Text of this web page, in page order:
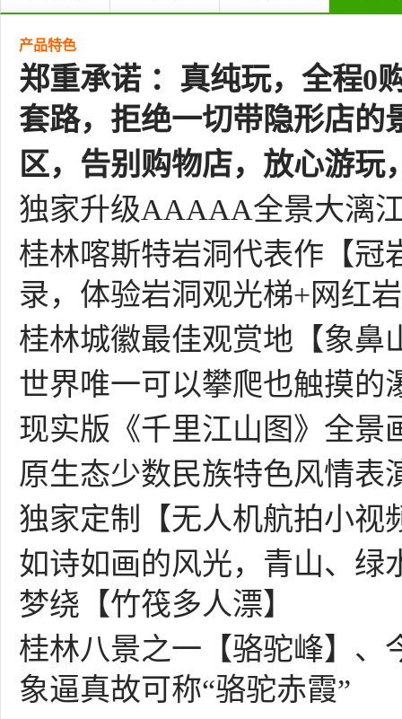
产品特色
郑重承诺 ：真纯玩，全程0
套路，拒绝一切带隐形店的
区，告别购物店，放心游玩
独家升级AAAAA全景大漓
桂林喀斯特岩洞代表作【
录，体验岩洞观光梯+网红
桂林城徽最佳观赏地【象鼻
世界唯一可以攀爬也触摸的
现实版《千里江山图》全景
原生态少数民族特色风情表
独家定制【无人机航拍小视
如诗如画的风光，青山、绿
梦绕【竹筏多人漂】
桂林八景之一【骆驼峰】 、
象逼真故可称“骆驼赤霞”